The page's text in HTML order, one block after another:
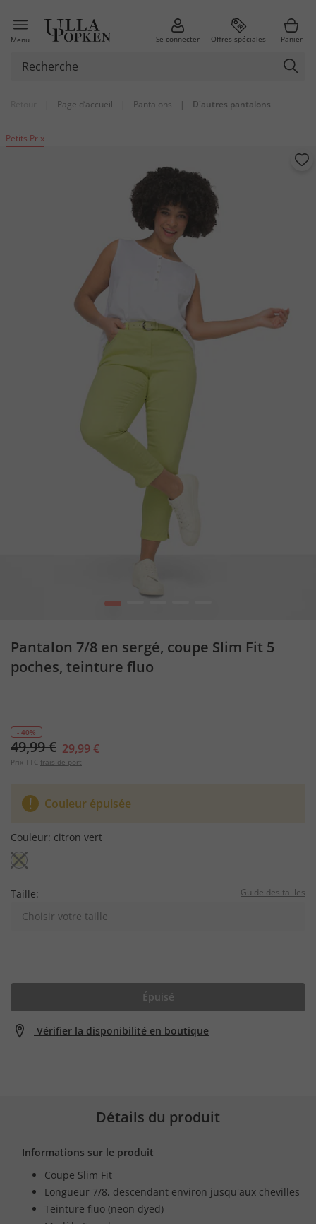
Menu Se connecter Offres spéciales Panier
| Page d’accueil | Pantalons | D'autres pantalons
Petits Prix
1
Pantalon 7/8 en sergé, coupe Slim Fit 5
poches, teinture fluo
- 40%
49,99 € 29,99 €
Prix TTC frais de port
Couleur épuisée
Couleur: citron vert
Taille: Guide des tailles
Choisir votre taille
Épuisé
Vérifier la disponibilité en boutique
Détails du produit
Informations sur le produit
Coupe Slim Fit
Longueur 7/8, descendant environ jusqu'aux chevilles
Teinture fluo (neon dyed)